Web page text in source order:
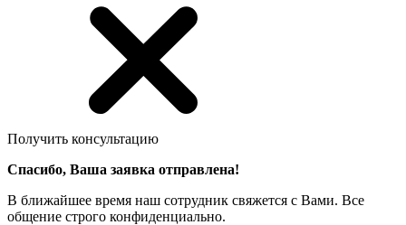
Получить консультацию
Спасибо, Ваша заявка отправлена!
В ближайшее время наш сотрудник свяжется с Вами. Все
общение строго конфиденциально.